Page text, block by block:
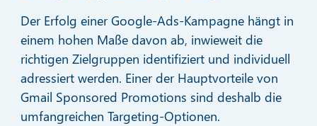
Der Erfolg einer Google-Ads-Kampagne hängt in
einem hohen Maße davon ab, inwieweit die
richtigen Zielgruppen identifiziert und individuell
adressiert werden. Einer der Hauptvorteile von
Gmail Sponsored Promotions sind deshalb die
umfangreichen Targeting-Optionen.